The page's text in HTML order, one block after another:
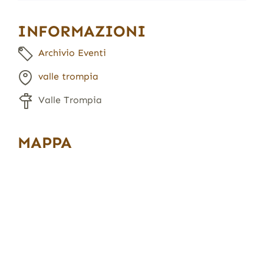
INFORMAZIONI
Archivio Eventi
valle trompia
Valle Trompia
MAPPA